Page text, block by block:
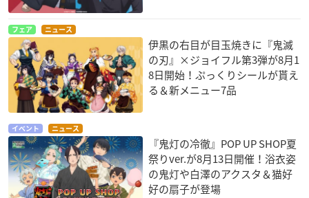
フェア ニュース
伊黒の右目が目玉焼きに『鬼滅
の刃』×ジョイフル第3弾が8月1
8日開始！ぷっくりシールが貰え
る＆新メニュー7品
イベント ニュース
『鬼灯の冷徹』POP UP SHOP夏
祭りver.が8月13日開催！浴衣姿
の鬼灯や白澤のアクスタ＆猫好
好の扇子が登場